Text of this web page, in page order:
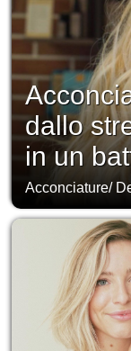
dallo
in un
Acconciature/